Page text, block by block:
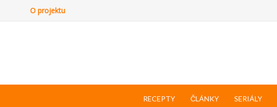
O projektu
RECEPTY ČLÁNKY SERIÁLY